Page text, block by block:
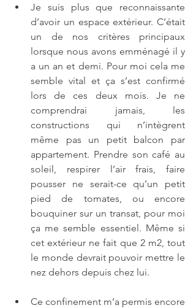
Je suis plus que reconnaissante
d’avoir un espace extérieur. C’était
un de nos critères principaux
lorsque nous avons emménagé il y
a un an et demi. Pour moi cela me
semble vital et ça s’est confirmé
lors de ces deux mois. Je ne
comprendrai jamais, les
constructions qui n’intègrent
même pas un petit balcon par
appartement. Prendre son café au
soleil, respirer l’air frais, faire
pousser ne serait-ce qu’un petit
pied de tomates, ou encore
bouquiner sur un transat, pour moi
ça me semble essentiel. Même si
cet extérieur ne fait que 2 m2, tout
le monde devrait pouvoir mettre le
nez dehors depuis chez lui.
Ce confinement m’a permis encore